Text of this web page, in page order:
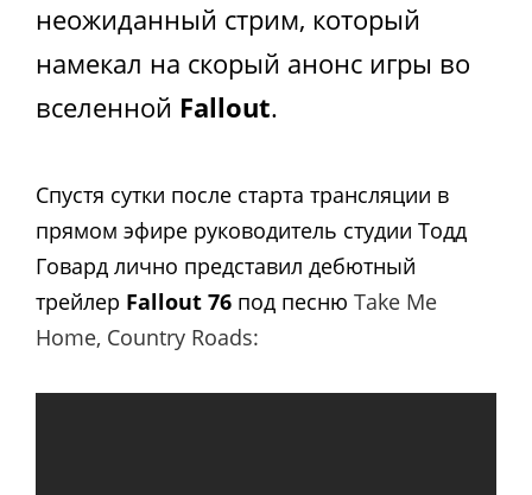
неожиданный стрим, который
намекал на скорый анонс игры во
вселенной Fallout.
Спустя сутки после старта трансляции в
прямом эфире руководитель студии Тодд
Говард лично представил дебютный
трейлер Fallout 76 под песню Take Me
Home, Country Roads: